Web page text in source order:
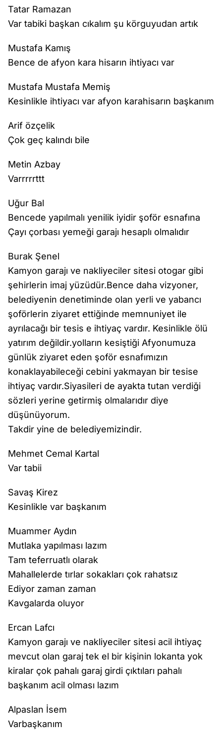
Tatar Ramazan
Var tabiki başkan cıkalım şu körguyudan artık
Mustafa Kamış
Bence de afyon kara hisarın ihtiyacı var
Mustafa Mustafa Memiş
Kesinlikle ihtiyacı var afyon karahisarın başkanım
Arif özçelik
Çok geç kalındı bile
Metin Azbay
Varrrrrttt
Uğur Bal
Bencede yapılmalı yenilik iyidir şoför esnafına
Çayı çorbası yemeği garajı hesaplı olmalıdır
Burak Şenel
Kamyon garajı ve nakliyeciler sitesi otogar gibi
şehirlerin imaj yüzüdür.Bence daha vizyoner,
belediyenin denetiminde olan yerli ve yabancı
şoförlerin ziyaret ettiğinde memnuniyet ile
ayrılacağı bir tesis e ihtiyaç vardır. Kesinlikle ölü
yatırım değildir.yolların kesiştiği Afyonumuza
günlük ziyaret eden şoför esnafımızın
konaklayabileceği cebini yakmayan bir tesise
ihtiyaç vardır.Siyasileri de ayakta tutan verdiği
sözleri yerine getirmiş olmalarıdır diye
düşünüyorum.
Takdir yine de belediyemizindir.
Mehmet Cemal Kartal
Var tabii
Savaş Kirez
Kesinlikle var başkanım
Muammer Aydın
Mutlaka yapılması lazım
Tam teferruatlı olarak
Mahallelerde tırlar sokakları çok rahatsız
Ediyor zaman zaman
Kavgalarda oluyor
Ercan Lafcı
Kamyon garajı ve nakliyeciler sitesi acil ihtiyaç
mevcut olan garaj tek el bir kişinin lokanta yok
kiralar çok pahalı garaj girdi çıktıları pahalı
başkanım acil olması lazım
Alpaslan İsem
Varbaşkanım